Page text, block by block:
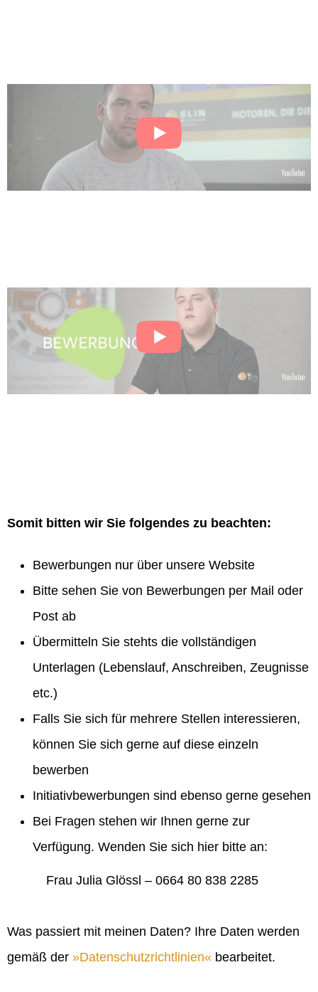
Somit bitten wir Sie folgendes zu beachten:
Bewerbungen nur über unsere Website
Bitte sehen Sie von Bewerbungen per Mail oder
Post ab
Übermitteln Sie stehts die vollständigen
Unterlagen (Lebenslauf, Anschreiben, Zeugnisse
etc.)
Falls Sie sich für mehrere Stellen interessieren,
können Sie sich gerne auf diese einzeln
bewerben
Initiativbewerbungen sind ebenso gerne gesehen
Bei Fragen stehen wir Ihnen gerne zur
Verfügung. Wenden Sie sich hier bitte an:
Frau Julia Glössl – 0664 80 838 2285
Was passiert mit meinen Daten? Ihre Daten werden
gemäß der
Datenschutzrichtlinien bearbeitet.